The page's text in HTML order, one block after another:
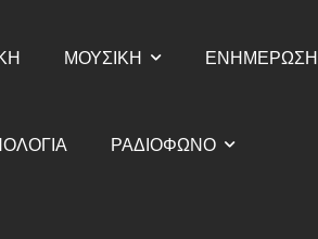
ΜΟΥΣΙΚΗ ΕΝΗΜΕΡΩΣΗ
ΡΑΔΙΟΦΩΝΟ